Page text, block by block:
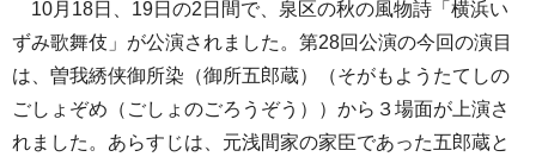
10月18日、19日の2日間で、泉区の秋の風物詩「横浜い
ずみ歌舞伎」が公演されました。第28回公演の今回の演目
は、曽我綉侠御所染（御所五郎蔵）（そがもようたてしの
ごしょぞめ（ごしょのごろうぞう））から３場面が上演さ
れました。あらすじは、元浅間家の家臣であった五郎蔵と